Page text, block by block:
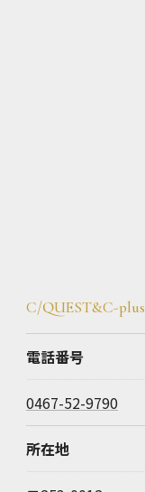
C/QUEST&C-plus
電話番号
0467-52-9790
所在地